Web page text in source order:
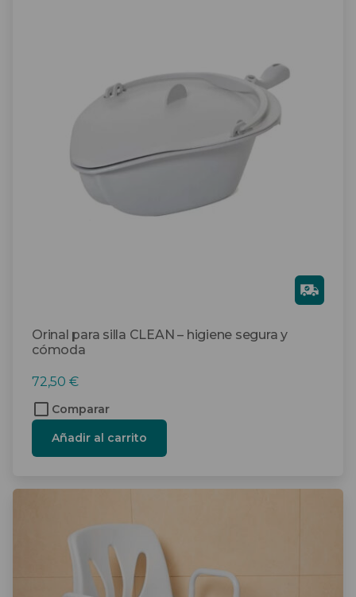
Orinal para silla CLEAN – higiene segura y
cómoda
Gra
tis
72,50 €
Comparar
Añadir al carrito